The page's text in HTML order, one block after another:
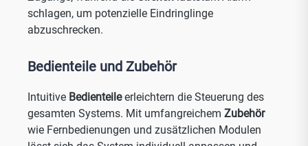
schlagen, um potenzielle Eindringlinge
abzuschrecken.
Bedienteile und Zubehör
Intuitive Bedienteileerleichtern die Steuerung des
gesamten Systems. Mit umfangreichem Zubehör
wie Fernbedienungen und zusätzlichen Modulen